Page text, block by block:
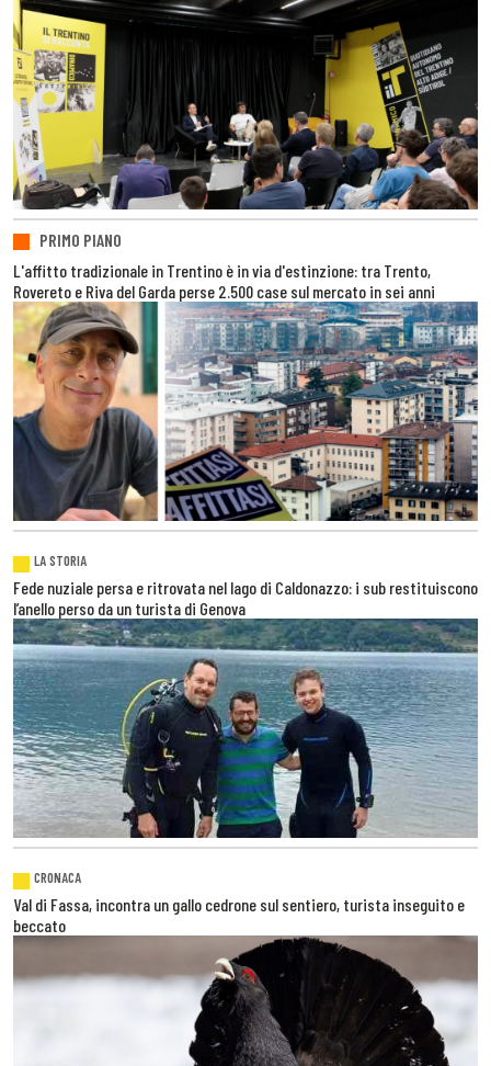
PRIMO PIANO
L'affitto tradizionale in Trentino è in via d'estinzione: tra Trento,
Rovereto e Riva del Garda perse 2.500 case sul mercato in sei anni
LA STORIA
Fede nuziale persa e ritrovata nel lago di Caldonazzo: i sub restituiscono
l’anello perso da un turista di Genova
CRONACA
Val di Fassa, incontra un gallo cedrone sul sentiero, turista inseguito e
beccato